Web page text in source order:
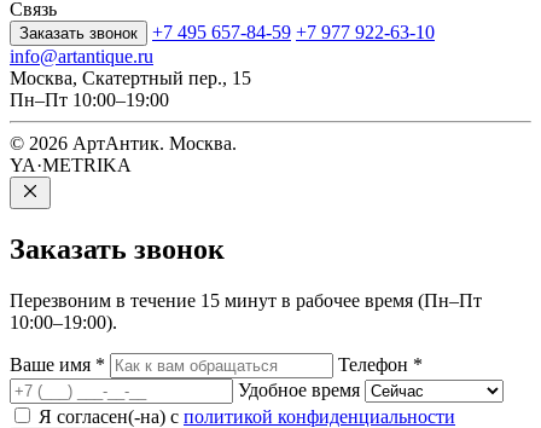
Связь
Заказать звонок +7 495 657-84-59 +7 977 922-63-10
info@artantique.ru
Москва, Скатертный пер., 15
Пн–Пт 10:00–19:00
© 2026 АртАнтик. Москва.
YA·METRIKA
Заказать звонок
Перезвоним в течение 15 минут в рабочее время (Пн–Пт
10:00–19:00).
Ваше имя * Телефон *
Удобное время
Я согласен(-на) с политикой конфиденциальности